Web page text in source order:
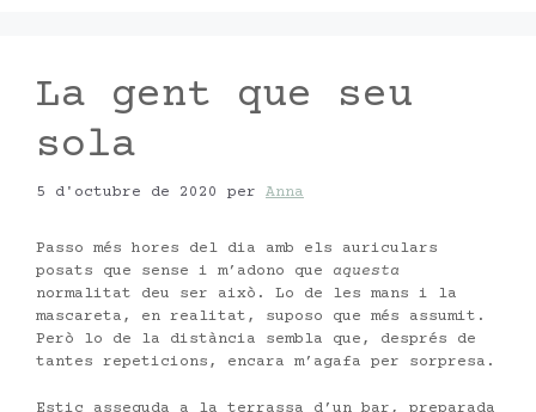
La gent que seu
sola
5 d'octubre de 2020 per Anna
Passo més hores del dia amb els auriculars
posats que sense i m’adono que aquesta
normalitat deu ser això. Lo de les mans i la
mascareta, en realitat, suposo que més assumit.
Però lo de la distància sembla que, després de
tantes repeticions, encara m’agafa per sorpresa.
Estic asseguda a la terrassa d’un bar, preparada